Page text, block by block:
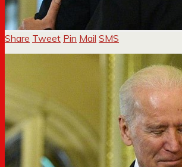
Share Tweet Pin Mail SMS